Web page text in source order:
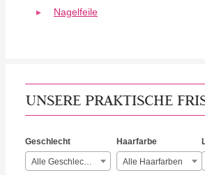
Nagelfeile
UNSERE PRAKTISCHE
Geschlecht
Alle Geschlechter
Haarfarbe
Alle Haarfarben